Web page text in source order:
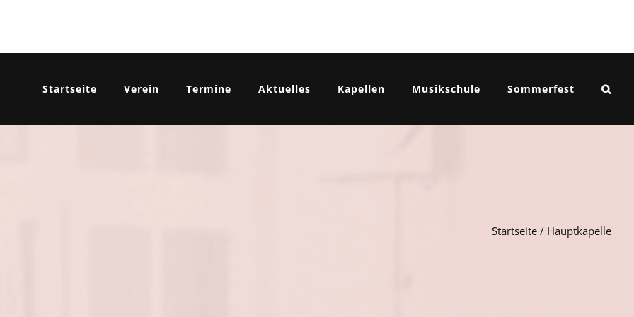
Startseite Verein Termine Aktuelles Kapellen Musikschule Sommerfest
Startseite / Hauptkapelle